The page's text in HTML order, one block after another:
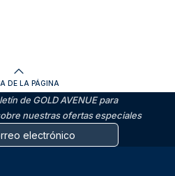
DE LA PÁGINA
de GOLD AVENUE para
nuestras ofertas especiales